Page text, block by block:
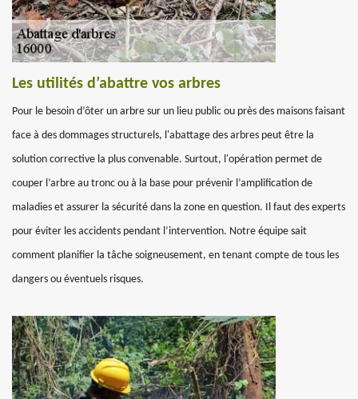
Les utilités d’abattre vos arbres
Pour le besoin d’ôter un arbre sur un lieu public ou près des maisons faisant
face à des dommages structurels, l'abattage des arbres peut être la
solution corrective la plus convenable. Surtout, l'opération permet de
couper l’arbre au tronc ou à la base pour prévenir l’amplification de
maladies et assurer la sécurité dans la zone en question. Il faut des experts
pour éviter les accidents pendant l’intervention. Notre équipe sait
comment planifier la tâche soigneusement, en tenant compte de tous les
dangers ou éventuels risques.